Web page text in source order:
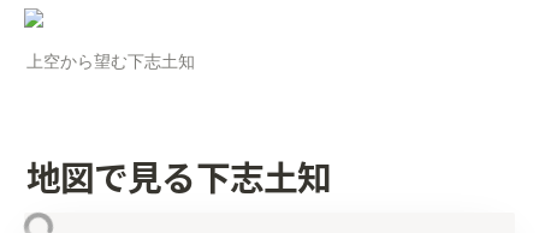
上空から望む下志土知
地図で見る下志土知